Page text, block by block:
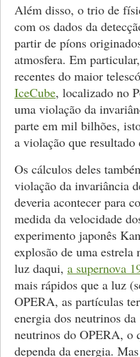
Além disso, o trio de
com os dados da
partir de píons
atmosfera. Em
recentes do maior
IceCube, localizado no
uma violação da
parte em mil bilhões,
a violação que
Os cálculos deles
violação da invariância
deveria acontecer para
medida da velocidade
experimento japonês
explosão de uma
luz daqui, a supernova
mais rápidos que a luz
OPERA, as partículas
energia dos neutrinos
neutrinos do OPERA, o
dependa da energia.